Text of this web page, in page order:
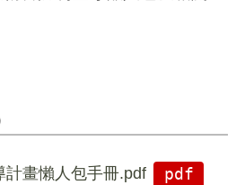
計畫懶人包手冊.pdf
pdf